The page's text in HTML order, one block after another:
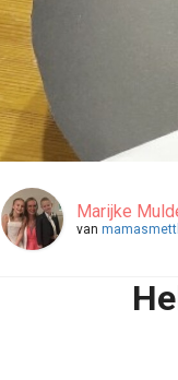
Marijke
van